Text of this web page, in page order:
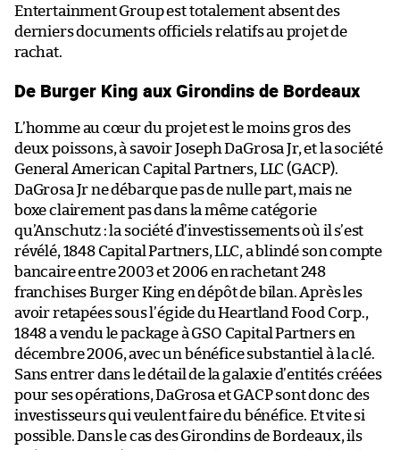
Entertainment Group est totalement absent des
derniers documents officiels relatifs au projet de
rachat.
De Burger King aux Girondins de Bordeaux
L’homme au cœur du projet est le moins gros des
deux poissons, à savoir Joseph DaGrosa Jr, et la société
General American Capital Partners, LLC (GACP).
DaGrosa Jr ne débarque pas de nulle part, mais ne
boxe clairement pas dans la même catégorie
qu’Anschutz : la société d’investissements où il s’est
révélé, 1848 Capital Partners, LLC, a blindé son compte
bancaire entre 2003 et 2006 en rachetant 248
franchises Burger King en dépôt de bilan. Après les
avoir retapées sous l’égide du Heartland Food Corp.,
1848 a vendu le package à GSO Capital Partners en
décembre 2006, avec un bénéfice substantiel à la clé.
Sans entrer dans le détail de la galaxie d’entités créées
pour ses opérations, DaGrosa et GACP sont donc des
investisseurs qui veulent faire du bénéfice. Et vite si
possible. Dans le cas des Girondins de Bordeaux, ils